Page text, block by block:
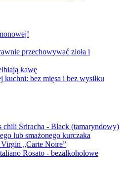
przechowywać zioła i
kawę
kuchni: bez mięsa i bez wysiłku
Sriracha - Black (tamaryndowy)
lub smażonego kurczaka
„Carte Noire”
Rosato - bezalkoholowe